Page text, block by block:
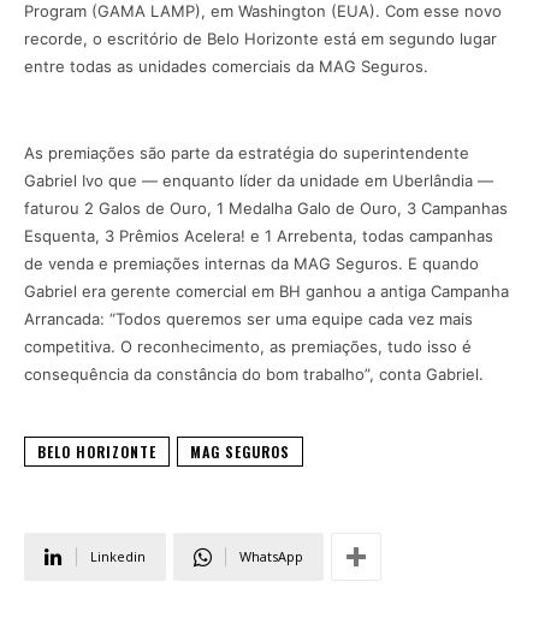
Program (GAMA LAMP), em Washington (EUA). Com esse novo
recorde, o escritório de Belo Horizonte está em segundo lugar
entre todas as unidades comerciais da MAG Seguros.
As premiações são parte da estratégia do superintendente
Gabriel Ivo que — enquanto líder da unidade em Uberlândia —
faturou 2 Galos de Ouro, 1 Medalha Galo de Ouro, 3 Campanhas
Esquenta, 3 Prêmios Acelera! e 1 Arrebenta, todas campanhas
de venda e premiações internas da MAG Seguros. E quando
Gabriel era gerente comercial em BH ganhou a antiga Campanha
Arrancada: “Todos queremos ser uma equipe cada vez mais
competitiva. O reconhecimento, as premiações, tudo isso é
consequência da constância do bom trabalho”, conta Gabriel.
BELO HORIZONTE MAG SEGUROS
Linkedin WhatsApp